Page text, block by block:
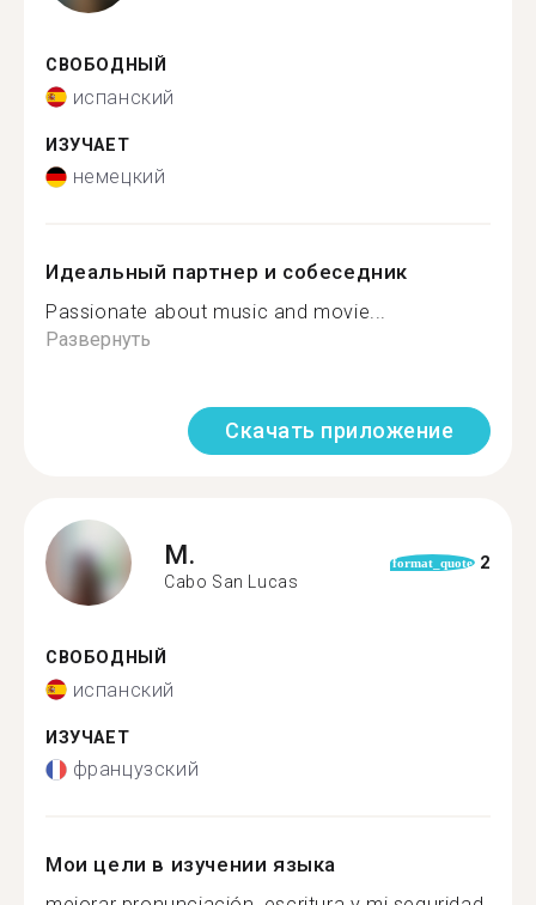
СВОБОДНЫЙ
испанский
ИЗУЧАЕТ
немецкий
Идеальный партнер и собеседник
Passionate about music and movie...
Развернуть
Скачать приложение
M.
Cabo San Lucas
format_quote 2
СВОБОДНЫЙ
испанский
ИЗУЧАЕТ
французский
Мои цели в изучении языка